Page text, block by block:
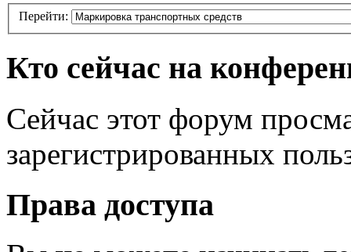
Перейти:
Кто сейчас на
Сейчас этот форум
зарегистрированных
Права доступа